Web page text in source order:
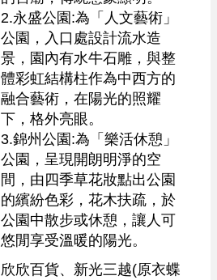
2.永盛公園:為「人文藝術」
公園，入口處設計流水造
景，園內有水牛石雕，與整
體彩虹結構柱作為中西方的
融合藝術，在陽光的照耀
下，格外亮眼。
3.錦州公園:為「樂活休憩」
公園，呈現開朗明淨的空
間，由四季草花妝點出公園
的繽紛色彩，花木扶疏，於
公園中散步或休憩，讓人可
悠閒享受溫暖的陽光。
欣欣百貨、新光三越(原衣蝶